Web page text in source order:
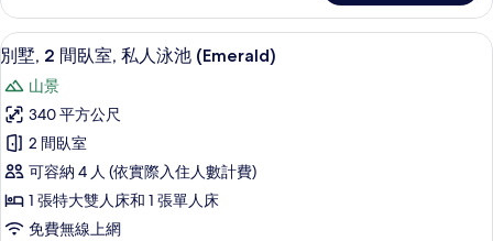
Suite
的
詳
情
顯
示
別
墅,
2
間
臥
別墅, 2 間臥室, 私人泳池 (Emerald) |
10
別墅, 2 間臥室, 私人泳池 (Emerald)
山景
340 平方公尺
2 間臥室
可容納 4 人 (依實際入住人數計費)
1 張特大雙人床和 1 張單人床
免費無線上網